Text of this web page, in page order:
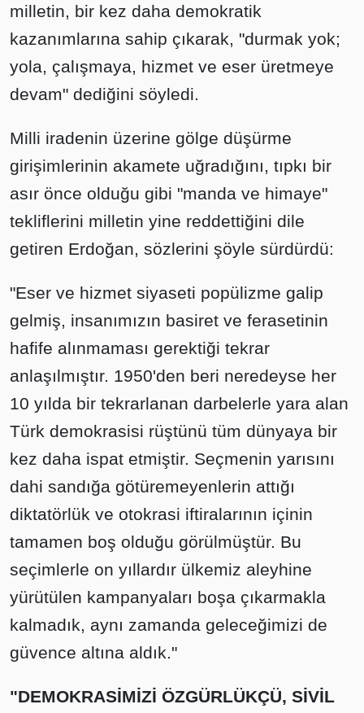
milletin, bir kez daha demokratik
kazanımlarına sahip çıkarak, "durmak yok;
yola, çalışmaya, hizmet ve eser üretmeye
devam" dediğini söyledi.
Milli iradenin üzerine gölge düşürme
girişimlerinin akamete uğradığını, tıpkı bir
asır önce olduğu gibi "manda ve himaye"
tekliflerini milletin yine reddettiğini dile
getiren Erdoğan, sözlerini şöyle sürdürdü:
"Eser ve hizmet siyaseti popülizme galip
gelmiş, insanımızın basiret ve ferasetinin
hafife alınmaması gerektiği tekrar
anlaşılmıştır. 1950'den beri neredeyse her
10 yılda bir tekrarlanan darbelerle yara alan
Türk demokrasisi rüştünü tüm dünyaya bir
kez daha ispat etmiştir. Seçmenin yarısını
dahi sandığa götüremeyenlerin attığı
diktatörlük ve otokrasi iftiralarının içinin
tamamen boş olduğu görülmüştür. Bu
seçimlerle on yıllardır ülkemiz aleyhine
yürütülen kampanyaları boşa çıkarmakla
kalmadık, aynı zamanda geleceğimizi de
güvence altına aldık."
"DEMOKRASİMİZİ ÖZGÜRLÜKÇÜ, SİVİL